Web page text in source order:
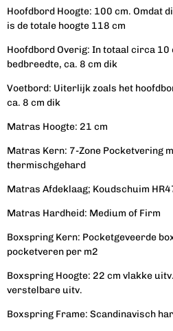
Hoofdbord Hoogte: 100 cm. Omdat
is de totale hoogte 118 cm
Hoofdbord Overig: In totaal circa 10
bedbreedte, ca. 8 cm dik
Voetbord: Uiterlijk zoals het
ca. 8 cm dik
Matras Hoogte: 21 cm
Matras Kern: 7-Zone Pocketvering
thermischgehard
Matras Afdeklaag; Koudschuim
Matras Hardheid: Medium of Firm
Boxspring Kern: Pocketgeveerde
pocketveren per m2
Boxspring Hoogte: 22 cm vlakke
verstelbare uitv.
Boxspring Frame: Scandinavisch